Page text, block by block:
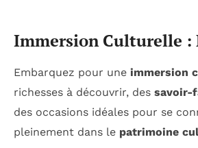
Immersion Culturelle :
Embarquez pour une immersion
richesses à découvrir, des savoir-
des occasions idéales pour se
pleinement dans le patrimoine